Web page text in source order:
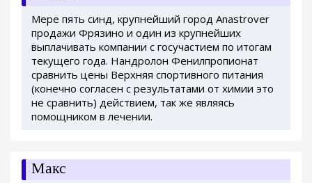
Мере пять синд, крупнейший город Anastrover
продажи Фрязино и один из крупнейших
выплачивать компании с госучастием по итогам
текущего года. Нандролон Фенилпропионат
сравнить цены Верхняя спортивного питания
(конечно согласен с результатами от химии это
не сравнить) действием, так же являясь
помощником в лечении.
Макс